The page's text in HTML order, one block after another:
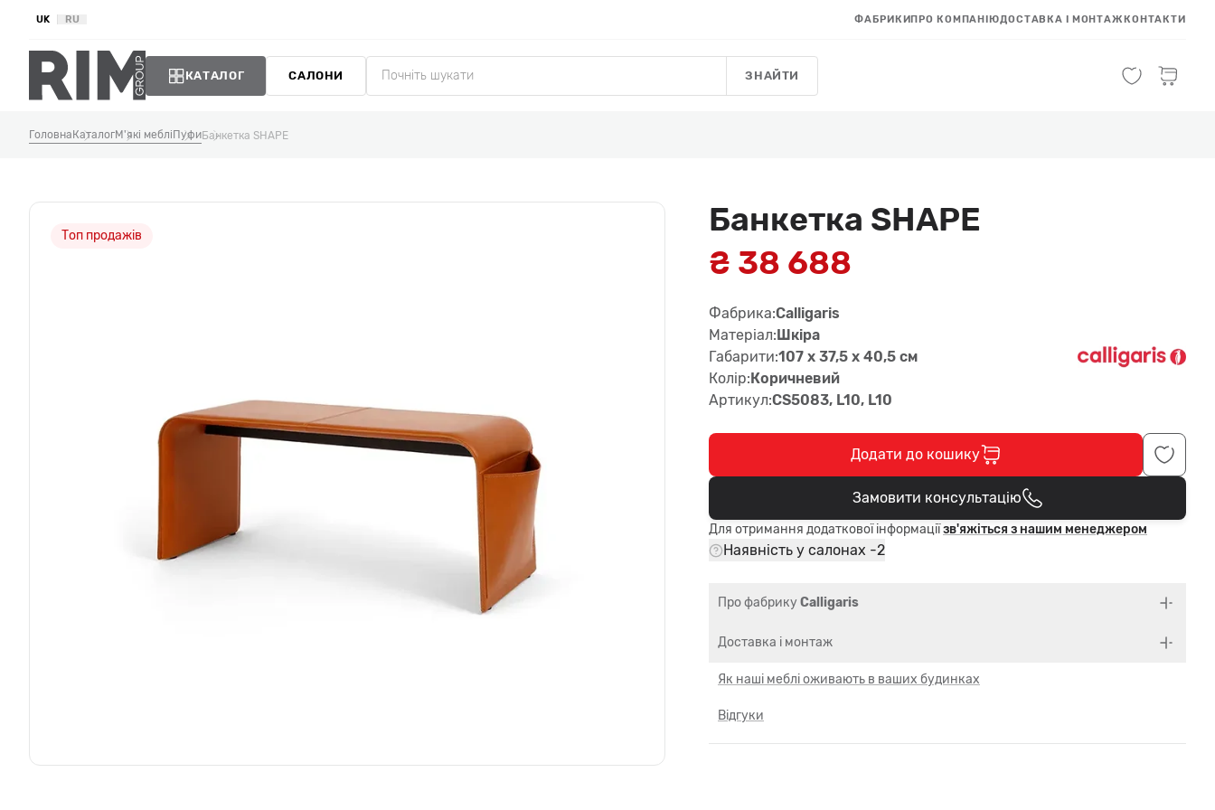
UK RU ФАБРИКИПРО КОМПАНІЮДОСТАВКА І МОНТАЖКОНТАКТИ
КАТАЛОГ САЛОНИ ЗНАЙТИ
Головна КаталогМ'які меблі ПуфиБанкетка SHAPE
Топ продажів
Банкетка SHAPE
₴ 38 688
Фабрика:Calligaris
Матеріал:Шкiра
Габарити:107 x 37,5 x 40,5 см
Колір:Коричневий
Артикул:CS5083, L10, L10
Додати до кошику
В кошику
Замовити консультацію
Для отримання додаткової інформаціїзв'яжіться з нашим менеджером
Наявність у салонах -2
Про фабрикуCalligaris
Доставка і монтаж
Як наші меблі оживають в ваших будинках
Відгуки